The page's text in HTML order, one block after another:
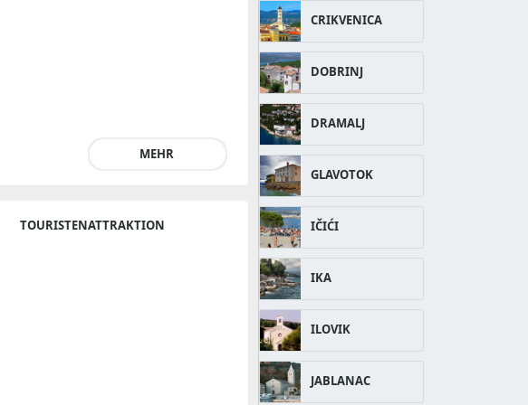
MEHR
TOURISTENATTRAKTION
CRIKVENICA
DOBRINJ
DRAMALJ
GLAVOTOK
IČIĆI
IKA
ILOVIK
JABLANAC